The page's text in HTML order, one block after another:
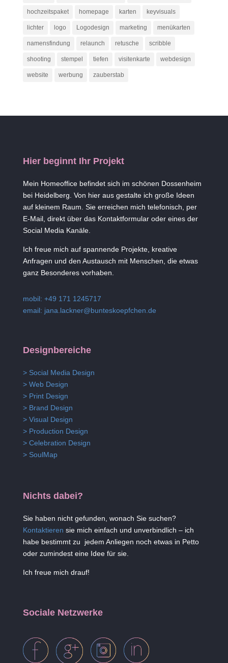
hochzeitspaket homepage karten keyvisuals
lichter logo Logodesign marketing menükarten
namensfindung relaunch retusche scribble
shooting stempel tiefen visitenkarte webdesign
website werbung zauberstab
Hier beginnt Ihr Projekt
Mein Homeoffice befindet sich im schönen Dossenheim
bei Heidelberg. Von hier aus gestalte ich große Ideen
auf kleinem Raum. Sie erreichen mich telefonisch, per
E-Mail, direkt über das Kontaktformular oder eines der
Social Media Kanäle.
Ich freue mich auf spannende Projekte, kreative
Anfragen und den Austausch mit Menschen, die etwas
ganz Besonderes vorhaben.
mobil: +49 171 1245717
email: jana.lackner@bunteskoepfchen.de
Designbereiche
> Social Media Design
> Web Design
> Print Design
> Brand Design
> Visual Design
> Production Design
> Celebration Design
> SoulMap
Nichts dabei?
Sie haben nicht gefunden, wonach Sie suchen?
Kontaktieren sie mich einfach und unverbindlich – ich
habe bestimmt zu jedem Anliegen noch etwas in Petto
oder zumindest eine Idee für sie.
Ich freue mich drauf!
Sociale Netzwerke